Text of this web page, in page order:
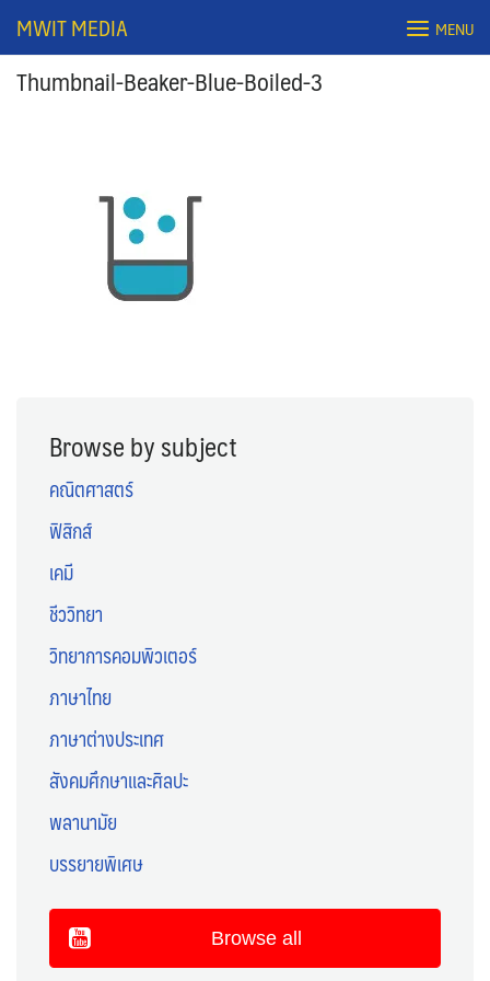
MWIT MEDIA MENU
Thumbnail-Beaker-Blue-Boiled-3
Browse by subject
คณิตศาสตร์
ฟิสิกส์
เคมี
ชีววิทยา
วิทยาการคอมพิวเตอร์
ภาษาไทย
ภาษาต่างประเทศ
สังคมศึกษาและศิลปะ
พลานามัย
บรรยายพิเศษ
Browse all